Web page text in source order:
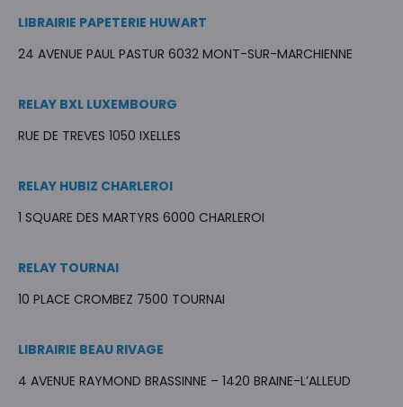
LIBRAIRIE PAPETERIE HUWART
24 AVENUE PAUL PASTUR 6032 MONT-SUR-MARCHIENNE
RELAY BXL LUXEMBOURG
RUE DE TREVES 1050 IXELLES
RELAY HUBIZ CHARLEROI
1 SQUARE DES MARTYRS 6000 CHARLEROI
RELAY TOURNAI
10 PLACE CROMBEZ 7500 TOURNAI
LIBRAIRIE BEAU RIVAGE
4 AVENUE RAYMOND BRASSINNE – 1420 BRAINE-L’ALLEUD